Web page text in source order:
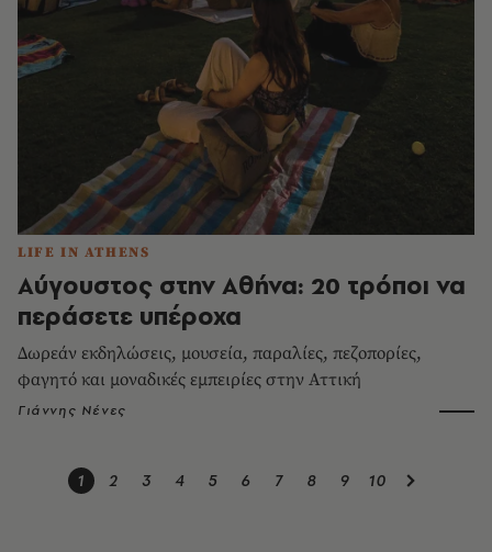
LIFE IN ATHENS
Αύγουστος στην Αθήνα: 20 τρόποι να
περάσετε υπέροχα
Δωρεάν εκδηλώσεις, μουσεία, παραλίες, πεζοπορίες,
φαγητό και μοναδικές εμπειρίες στην Αττική
Γιάννης Νένες
1 2 3 4 5 6 7 8 9 10